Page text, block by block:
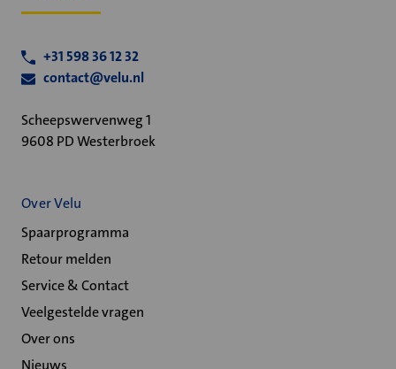
+31 598 36 12 32
contact@velu.nl
Scheepswervenweg 1
9608 PD Westerbroek
Over Velu
Spaarprogramma
Retour melden
Service & Contact
Veelgestelde vragen
Over ons
Nieuws